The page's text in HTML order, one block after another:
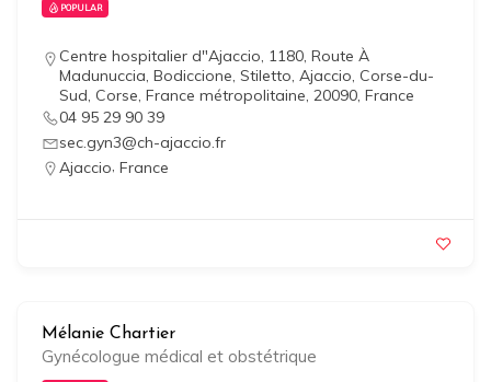
POPULAR
Centre hospitalier d"Ajaccio, 1180, Route À
Madunuccia, Bodiccione, Stiletto, Ajaccio, Corse-du-
Sud, Corse, France métropolitaine, 20090, France
04 95 29 90 39
sec.gyn3@ch-ajaccio.fr
Ajaccio, France
Mélanie Chartier
Gynécologue médical et obstétrique